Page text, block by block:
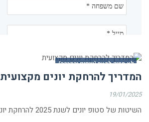
לא מזיק לדעת (טיפים והדרכה)
המדריך להרחקת יונים מקצועית
19/01/2025
השיטות של סטופ יונים לשנת 2025 להרחקת יונים